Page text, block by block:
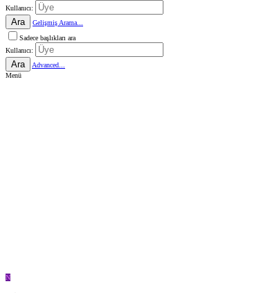
Kullanıcı:
Ara
Gelişmiş Arama...
Sadece başlıkları ara
Kullanıcı:
Ara
Advanced...
Menü
N